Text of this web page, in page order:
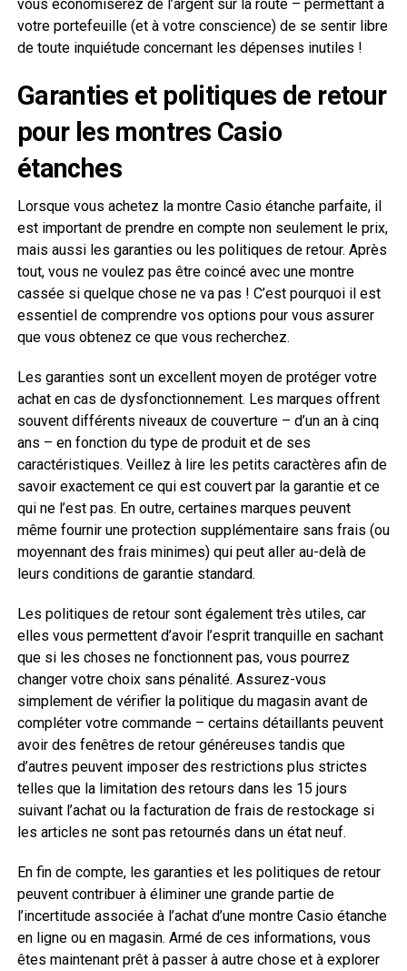
vous économiserez de l’argent sur la route – permettant à
votre portefeuille (et à votre conscience) de se sentir libre
de toute inquiétude concernant les dépenses inutiles !
Garanties et politiques de retour
pour les montres Casio
étanches
Lorsque vous achetez la montre Casio étanche parfaite, il
est important de prendre en compte non seulement le prix,
mais aussi les garanties ou les politiques de retour. Après
tout, vous ne voulez pas être coincé avec une montre
cassée si quelque chose ne va pas ! C’est pourquoi il est
essentiel de comprendre vos options pour vous assurer
que vous obtenez ce que vous recherchez.
Les garanties sont un excellent moyen de protéger votre
achat en cas de dysfonctionnement. Les marques offrent
souvent différents niveaux de couverture – d’un an à cinq
ans – en fonction du type de produit et de ses
caractéristiques. Veillez à lire les petits caractères afin de
savoir exactement ce qui est couvert par la garantie et ce
qui ne l’est pas. En outre, certaines marques peuvent
même fournir une protection supplémentaire sans frais (ou
moyennant des frais minimes) qui peut aller au-delà de
leurs conditions de garantie standard.
Les politiques de retour sont également très utiles, car
elles vous permettent d’avoir l’esprit tranquille en sachant
que si les choses ne fonctionnent pas, vous pourrez
changer votre choix sans pénalité. Assurez-vous
simplement de vérifier la politique du magasin avant de
compléter votre commande – certains détaillants peuvent
avoir des fenêtres de retour généreuses tandis que
d’autres peuvent imposer des restrictions plus strictes
telles que la limitation des retours dans les 15 jours
suivant l’achat ou la facturation de frais de restockage si
les articles ne sont pas retournés dans un état neuf.
En fin de compte, les garanties et les politiques de retour
peuvent contribuer à éliminer une grande partie de
l’incertitude associée à l’achat d’une montre Casio étanche
en ligne ou en magasin. Armé de ces informations, vous
êtes maintenant prêt à passer à autre chose et à explorer